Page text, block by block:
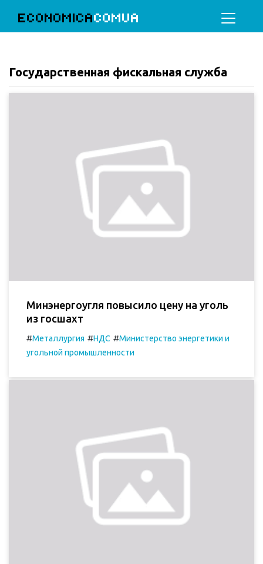
ECONOMICACOMUA
Государственная фискальная служба
Минэнергоугля повысило цену на уголь
из госшахт
#Металлургия #НДС #Министерство энергетики и
угольной промышленности